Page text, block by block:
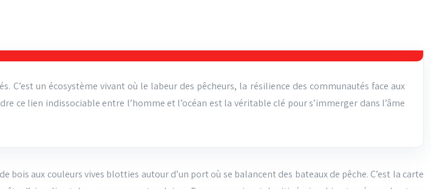
C’est un écosystème vivant où le labeur des pêcheurs, la résilience des communautés face aux
ce lien indissociable entre l’homme et l’océan est la véritable clé pour s’immerger dans l’âme
bois aux couleurs vives blotties autour d’un port où se balancent des bateaux de pêche. C’est la carte